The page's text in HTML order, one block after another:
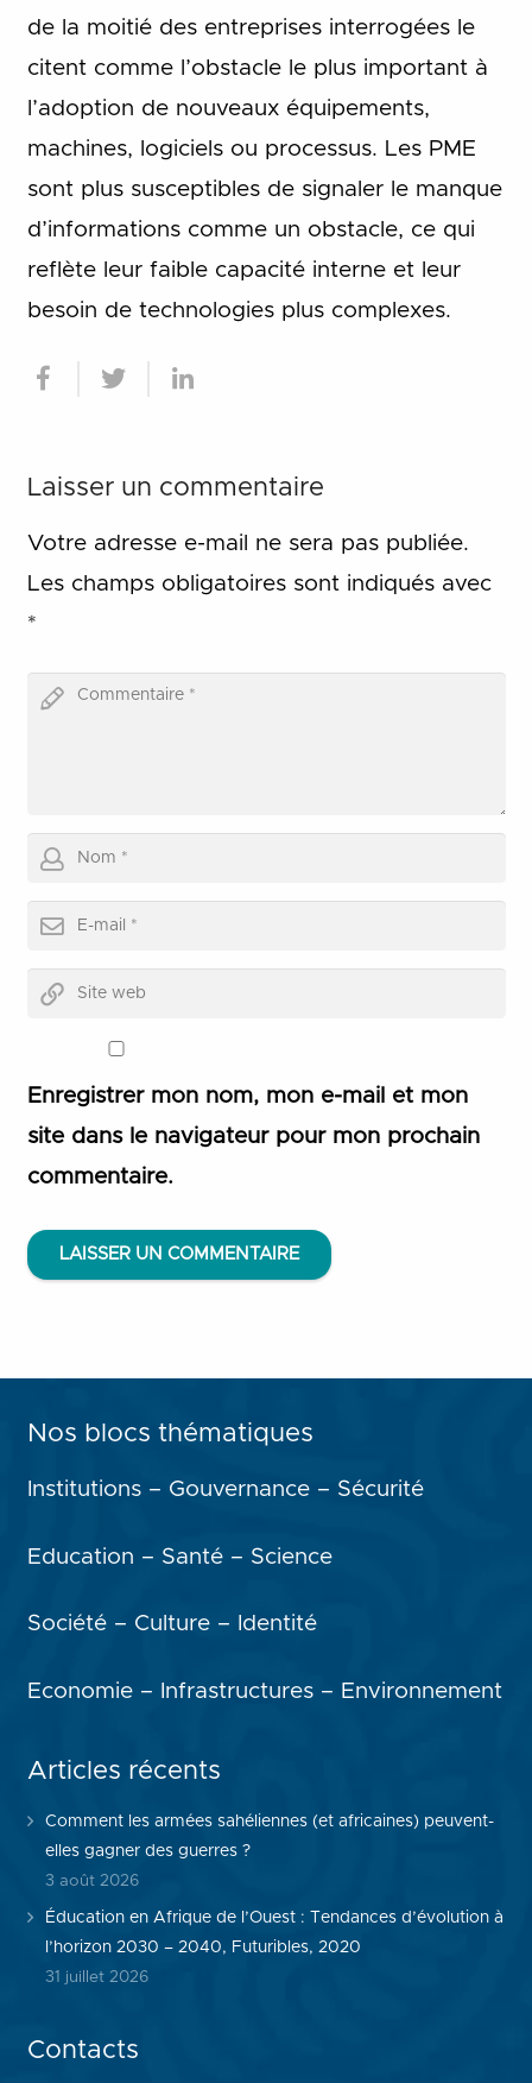
de la moitié des entreprises interrogées le
citent comme l’obstacle le plus important à
l’adoption de nouveaux équipements,
machines, logiciels ou processus. Les PME
sont plus susceptibles de signaler le manque
d’informations comme un obstacle, ce qui
reflète leur faible capacité interne et leur
besoin de technologies plus complexes.
Laisser un commentaire
Votre adresse e-mail ne sera pas publiée.
Les champs obligatoires sont indiqués avec
*
Enregistrer mon nom, mon e-mail et mon
site dans le navigateur pour mon prochain
commentaire.
LAISSER UN COMMENTAIRE
Nos blocs thématiques
Institutions – Gouvernance – Sécurité
Education – Santé – Science
Société – Culture – Identité
Economie – Infrastructures – Environnement
Articles récents
Comment les armées sahéliennes (et africaines) peuvent-
elles gagner des guerres ?
3 août 2026
Éducation en Afrique de l’Ouest : Tendances d’évolution à
l’horizon 2030 – 2040, Futuribles, 2020
31 juillet 2026
Contacts